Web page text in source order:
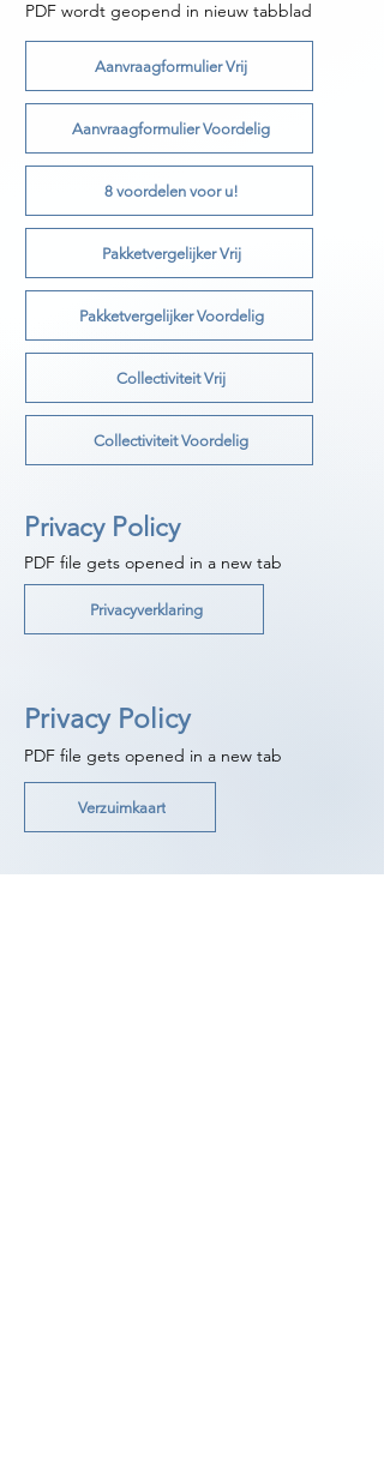
PDF wordt geopend in nieuw tabblad
Aanvraagformulier Vrij
Aanvraagformulier Voordelig
8 voordelen voor u!
Pakketvergelijker Vrij
Pakketvergelijker Voordelig
Collectiviteit Vrij
Collectiviteit Voordelig
Privacy Policy
PDF file gets opened in a new tab
Privacyverklaring
Privacy Policy
PDF file gets opened in a new tab
Verzuimkaart